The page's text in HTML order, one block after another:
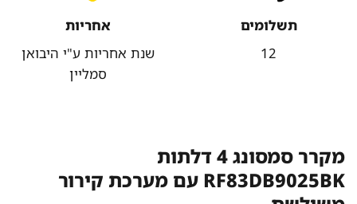
תשלומים
12
אחריות
שנת אחריות ע"י היבואן
סמליין
מקרר סמסונג 4 דלתות
RF83DB9025BK עם מערכת קירור